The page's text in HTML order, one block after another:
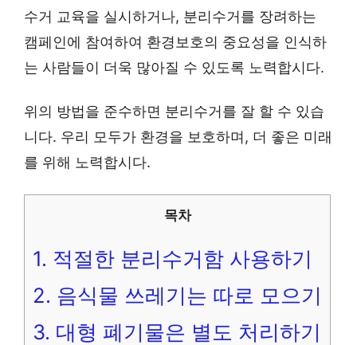
수거 교육을 실시하거나, 분리수거를 장려하는
캠페인에 참여하여 환경보호의 중요성을 인식하
는 사람들이 더욱 많아질 수 있도록 노력합시다.
위의 방법을 준수하면 분리수거를 잘 할 수 있습
니다. 우리 모두가 환경을 보호하며, 더 좋은 미래
를 위해 노력합시다.
목차
1. 적절한 분리수거함 사용하기
2. 음식물 쓰레기는 따로 모으기
3. 대형 폐기물은 별도 처리하기